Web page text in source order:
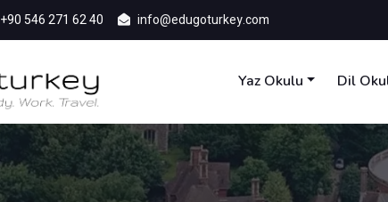
+90 546 271 62 40 info@edugoturkey.com
Yaz Okulu Dil